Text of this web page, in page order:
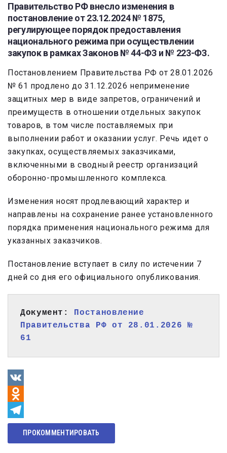
Правительство РФ внесло изменения в
постановление от 23.12.2024 № 1875,
регулирующее порядок предоставления
национального режима при осуществлении
закупок в рамках Законов № 44-ФЗ и № 223-ФЗ.
Постановлением Правительства РФ от 28.01.2026
№ 61 продлено до 31.12.2026 неприменение
защитных мер в виде запретов, ограничений и
преимуществ в отношении отдельных закупок
товаров, в том числе поставляемых при
выполнении работ и оказании услуг. Речь идет о
закупках, осуществляемых заказчиками,
включенными в сводный реестр организаций
оборонно-промышленного комплекса.
Изменения носят продлевающий характер и
направлены на сохранение ранее установленного
порядка применения национального режима для
указанных заказчиков.
Постановление вступает в силу по истечении 7
дней со дня его официального опубликования.
Документ: Постановление
Правительства РФ от 28.01.2026 №
61
VK
Odnoklassniki
Telegram
ПРОКОММЕНТИРОВАТЬ